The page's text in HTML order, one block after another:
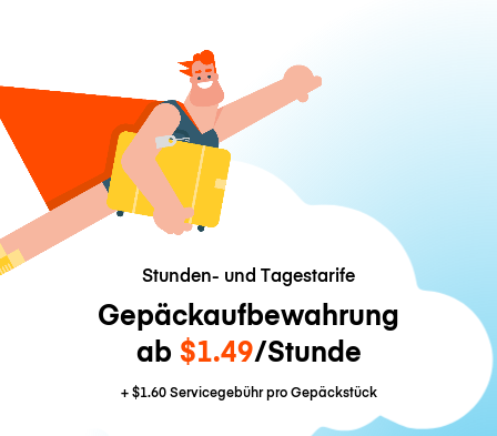
Stunden- und Tagestarife
Gepäckaufbewahrung
ab $1.49/Stunde
+$1.60Servicegebühr pro Gepäckstück